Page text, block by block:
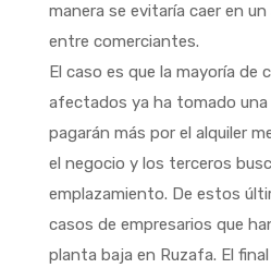
manera se evitaría caer en
entre comerciantes.
El caso es que la mayoría de
afectados ya ha tomado una
pagarán más por el alquiler
el negocio y los terceros
emplazamiento. De estos
casos de empresarios que
planta baja en Ruzafa. El